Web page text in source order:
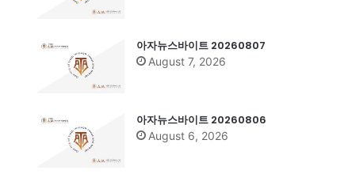
아자뉴스바이트 20260807
August 7, 2026
아자뉴스바이트 20260806
August 6, 2026